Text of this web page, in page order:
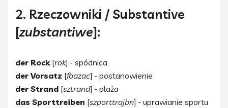
2. Rzeczowniki / Substantive
[zubstantiwe]:
der Rock[rok] - spódnica
der Vorsatz [foazac] - postanowienie
der Strand [sztrand] - plaża
das Sporttreiben [szporttrajbn] - uprawianie sportu